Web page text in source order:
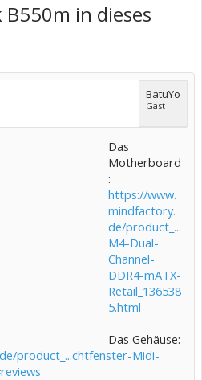
B550m in dieses
BatuYo
Gast
Das
Motherboard
:
https://www.
mindfactory.
de/product_...
M4-Dual-
Channel-
DDR4-mATX-
Retail_136538
5.html
Das Gehäuse:
product_...chtfenster-Midi-